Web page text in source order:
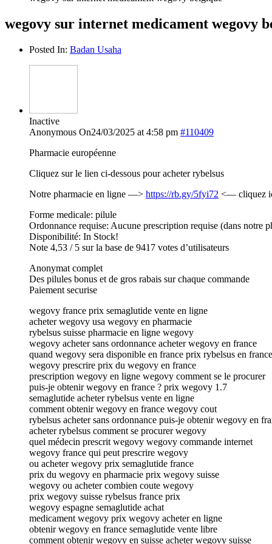
wegovy sur internet medicament wegovy
Posted In: Badan Usaha
Inactive
Anonymous On24/03/2025 at 4:58 pm #110409
Pharmacie européenne
Cliquez sur le lien ci-dessous pour acheter rybelsus
Notre pharmacie en ligne —> https://rb.gy/5fyi72 <— cliquez
Forme medicale: pilule
Ordonnance requise: Aucune prescription requise (dans notre
Disponibilité: In Stock!
Note 4,53 / 5 sur la base de 9417 votes d’utilisateurs
Anonymat complet
Des pilules bonus et de gros rabais sur chaque commande
Paiement securise
wegovy france prix semaglutide vente en ligne
acheter wegovy usa wegovy en pharmacie
rybelsus suisse pharmacie en ligne wegovy
wegovy acheter sans ordonnance acheter wegovy en france
quand wegovy sera disponible en france prix rybelsus en france
wegovy prescrire prix du wegovy en france
prescription wegovy en ligne wegovy comment se le procurer
puis-je obtenir wegovy en france ? prix wegovy 1.7
semaglutide acheter rybelsus vente en ligne
comment obtenir wegovy en france wegovy cout
rybelsus acheter sans ordonnance puis-je obtenir wegovy en
acheter rybelsus comment se procurer wegovy
quel médecin prescrit wegovy wegovy commande internet
wegovy france qui peut prescrire wegovy
ou acheter wegovy prix semaglutide france
prix du wegovy en pharmacie prix wegovy suisse
wegovy ou acheter combien coute wegovy
prix wegovy suisse rybelsus france prix
wegovy espagne semaglutide achat
medicament wegovy prix wegovy acheter en ligne
obtenir wegovy en france semaglutide vente libre
comment obtenir wegovy en suisse acheter wegovy suisse